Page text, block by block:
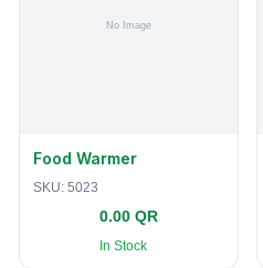
Food Warmer
SKU: 5023
0.00 QR
In Stock